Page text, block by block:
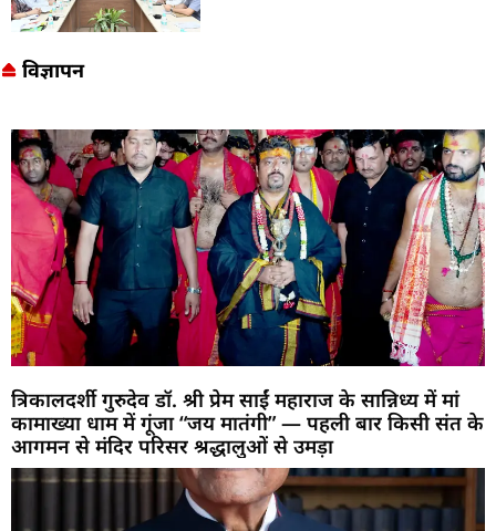
विज्ञापन
त्रिकालदर्शी गुरुदेव डॉ. श्री प्रेम साईं महाराज के सान्निध्य में मां
कामाख्या धाम में गूंजा “जय मातंगी” — पहली बार किसी संत के
आगमन से मंदिर परिसर श्रद्धालुओं से उमड़ा